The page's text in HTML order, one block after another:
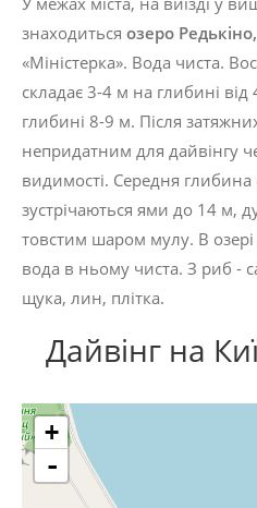
знаходиться озеро Редькіно,
«Міністерка». Вода чиста.
складає 3-4 м на глибині
глибині 8-9 м. Після
непридатним для дайвінгу
видимості. Середня
зустрічаються ями до 14 м,
товстим шаром мулу. В
вода в ньому чиста. З риб -
щука, лин, плітка.
Дайвінг на
+
-